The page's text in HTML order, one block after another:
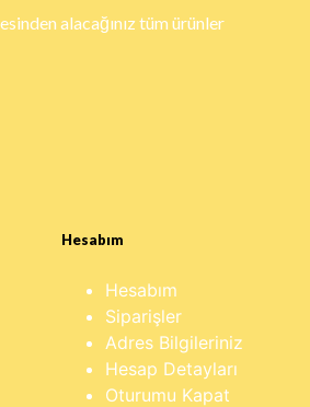
alacağınız tüm ürünler
Hesabım
Hesabım
Siparişler
Adres Bilgileriniz
Hesap Detayları
Oturumu Kapat